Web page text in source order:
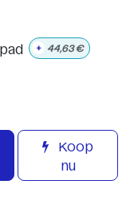
+ 44,63€
Koop
nu